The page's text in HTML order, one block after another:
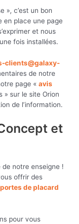
», c’est un bon
en place une page
et nous
fois installées.
clients@galaxy-
de notre
page «avis
» sur le site Orion
de l’information.
et
de notre enseigne !
offrir des
portes de placard
pour vous